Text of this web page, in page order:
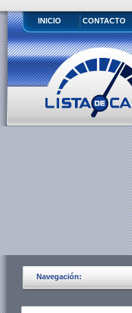
INICIO CONTACTO
Navegación: